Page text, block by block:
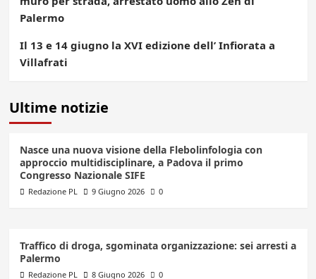
Palermo
Il 13 e 14 giugno la XVI edizione dell’ Infiorata a
Villafrati
Ultime notizie
Nasce una nuova visione della Flebolinfologia con
approccio multidisciplinare, a Padova il primo
Congresso Nazionale SIFE
Redazione PL 9 Giugno 2026 0
Traffico di droga, sgominata organizzazione: sei arresti a
Palermo
Redazione PL 8 Giugno 2026 0